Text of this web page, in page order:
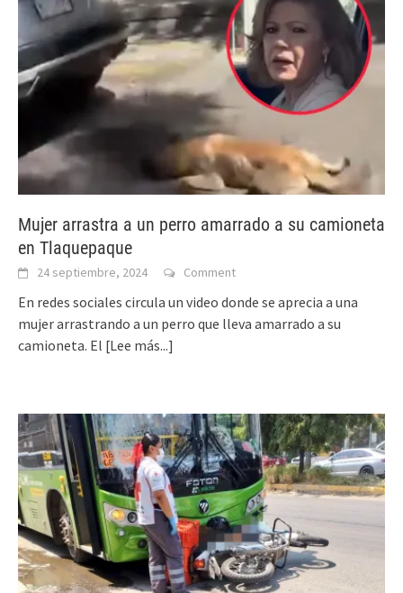
Mujer arrastra a un perro amarrado a su camioneta
en Tlaquepaque
24 septiembre, 2024 Comment
En redes sociales circula un video donde se aprecia a una
mujer arrastrando a un perro que lleva amarrado a su
camioneta. El [Lee más...]